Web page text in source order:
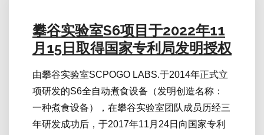
攀谷实验室S6项目于2022年11
月15日取得国家专利局发明授权
由攀谷实验室SCPOGO LABS.于2014年正式立
项研发的S6全自动煮食设备（发明创造名称：
一种煮食设备），在攀谷实验室团队成员历经三
年研发成功后，于2017年11月24日向国家专利